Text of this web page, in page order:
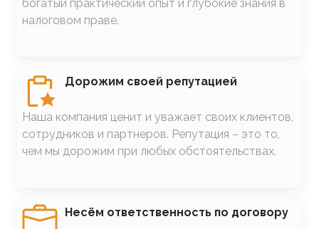
богатый практический опыт и глубокие знания в
налоговом праве.
SVG Дорожим своей репутацией
Наша компания ценит и уважает своих клиентов,
сотрудников и партнеров. Репутация – это то,
чем мы дорожим при любых обстоятельствах.
SVG Несём ответственность по договору